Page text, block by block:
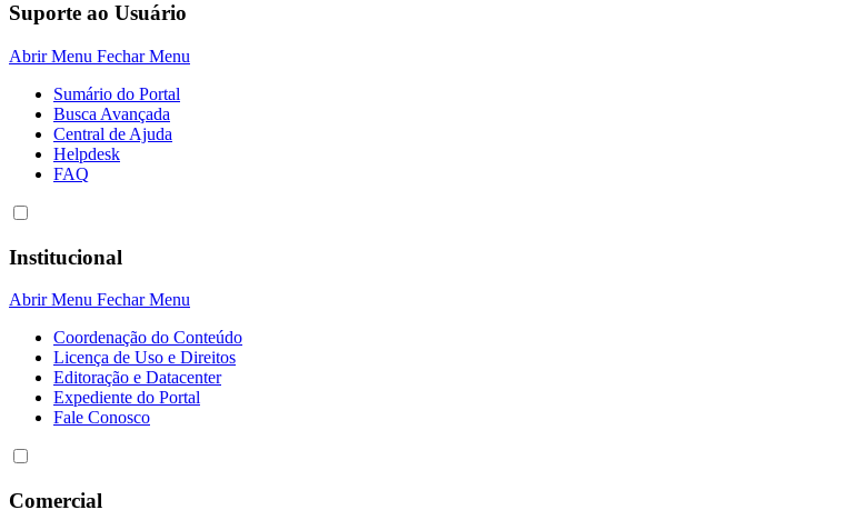
Suporte ao Usuário
Abrir Menu Fechar Menu
Sumário do Portal
Busca Avançada
Central de Ajuda
Helpdesk
FAQ
Institucional
Abrir Menu Fechar Menu
Coordenação do Conteúdo
Licença de Uso e Direitos
Editoração e Datacenter
Expediente do Portal
Fale Conosco
Comercial